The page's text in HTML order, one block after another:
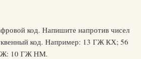
код. Напишите напротив чисел
код. Например: 13 ГЖ КХ; 56
10 ГЖ НМ.